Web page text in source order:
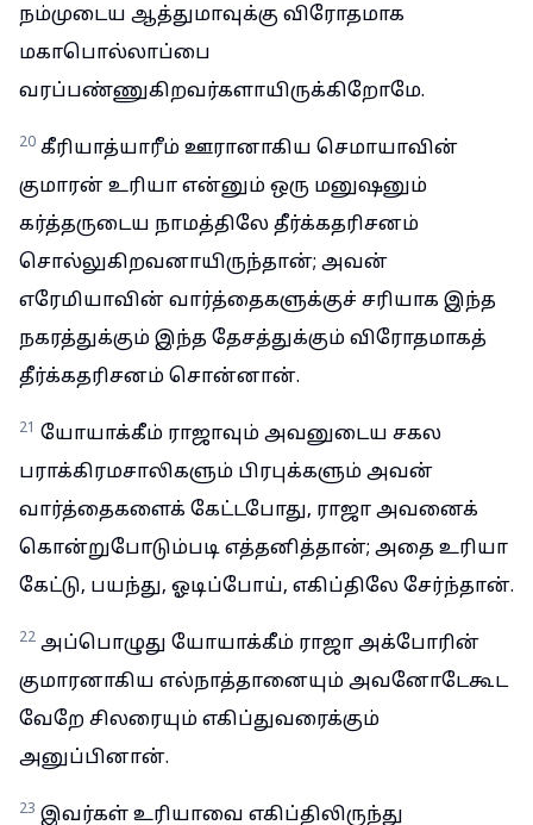
நம்முடைய ஆத்துமாவுக்கு விரோதமாக
மகாபொல்லாப்பை
வரப்பண்ணுகிறவர்களாயிருக்கிறோமே.
20 கீரியாத்யாரீம் ஊரானாகிய செமாயாவின்
குமாரன் உரியா என்னும் ஒரு மனுஷனும்
கர்த்தருடைய நாமத்திலே தீர்க்கதரிசனம்
சொல்லுகிறவனாயிருந்தான்; அவன்
எரேமியாவின் வார்த்தைகளுக்குச் சரியாக இந்த
நகரத்துக்கும் இந்த தேசத்துக்கும் விரோதமாகத்
தீர்க்கதரிசனம் சொன்னான்.
21 யோயாக்கீம் ராஜாவும் அவனுடைய சகல
பராக்கிரமசாலிகளும் பிரபுக்களும் அவன்
வார்த்தைகளைக் கேட்டபோது, ராஜா அவனைக்
கொன்றுபோடும்படி எத்தனித்தான்; அதை உரியா
கேட்டு, பயந்து, ஓடிப்போய், எகிப்திலே சேர்ந்தான்.
22 அப்பொழுது யோயாக்கீம் ராஜா அக்போரின்
குமாரனாகிய எல்நாத்தானையும் அவனோடேகூட
வேறே சிலரையும் எகிப்துவரைக்கும்
அனுப்பினான்.
23 இவர்கள் உரியாவை எகிப்திலிருந்து